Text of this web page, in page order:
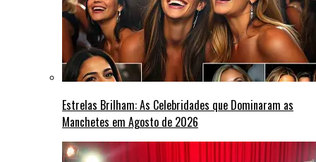
Estrelas Brilham: As Celebridades que Dominaram as
Manchetes em Agosto de 2026